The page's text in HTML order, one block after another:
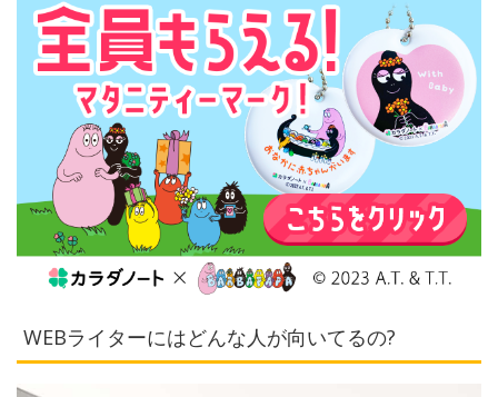
WEBライターにはどんな人が向いてるの?